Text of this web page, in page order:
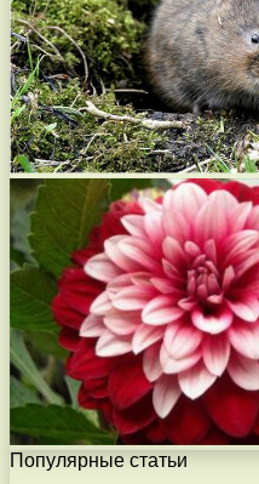
Популярные статьи